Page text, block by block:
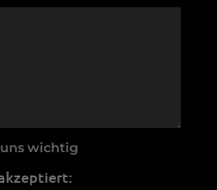
wichtig